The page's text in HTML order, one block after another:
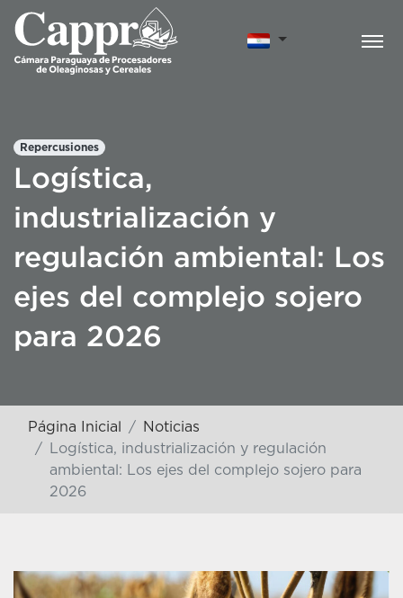
Repercusiones
Logística,
industrialización y
regulación ambiental: Los
ejes del complejo sojero
para 2026
Página Inicial
Noticias
Logística, industrialización y regulación
ambiental: Los ejes del complejo sojero para
2026